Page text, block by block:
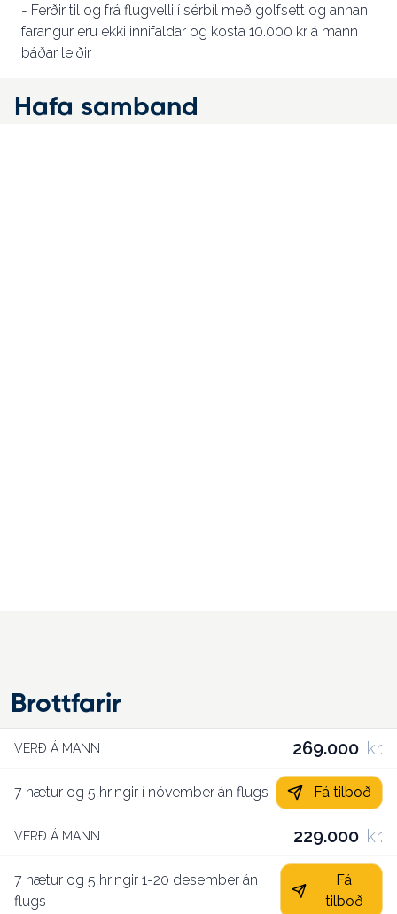
- Ferðir til og frá flugvelli í sérbíl með golfsett og annan
farangur eru ekki innifaldar og kosta 10.000 kr á mann
báðar leiðir
Hafa samband
Brottfarir
VERÐ Á MANN 269.000 kr.
7 nætur og 5 hringir í nóvember án flugs Fá tilboð
VERÐ Á MANN 229.000 kr.
7 nætur og 5 hringir 1-20 desember án
flugs
Fá
tilboð